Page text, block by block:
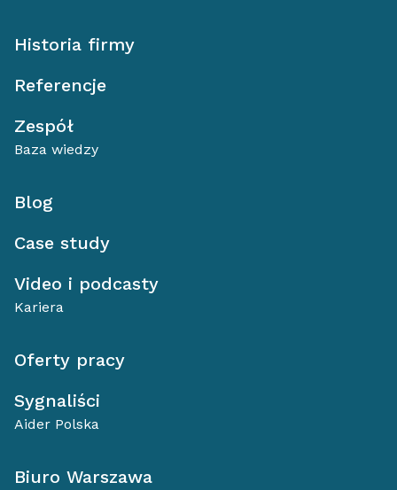
Historia firmy
Referencje
Zespół
Baza wiedzy
Blog
Case study
Video i podcasty
Kariera
Oferty pracy
Sygnaliści
Aider Polska
Biuro Warszawa